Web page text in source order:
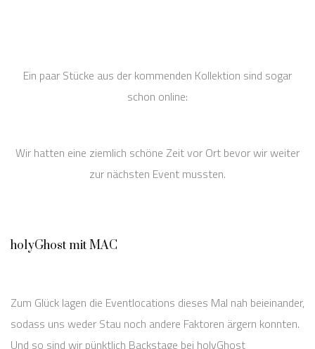
Ein paar Stücke aus der kommenden Kollektion sind sogar
schon online:
Wir hatten eine ziemlich schöne Zeit vor Ort bevor wir weiter
zur nächsten Event mussten.
holyGhost mit MAC
Zum Glück lagen die Eventlocations dieses Mal nah beieinander,
sodass uns weder Stau noch andere Faktoren ärgern konnten.
Und so sind wir pünktlich Backstage bei holyGhost